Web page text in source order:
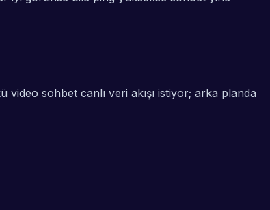
video sohbet canlı veri akışı istiyor; arka planda